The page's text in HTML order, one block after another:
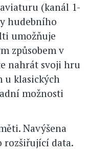
(kanál 1-
hudebního
umožňuje
způsobem v
nahrát svoji hru
u klasických
možnosti
Navýšena
rozšiřující data.